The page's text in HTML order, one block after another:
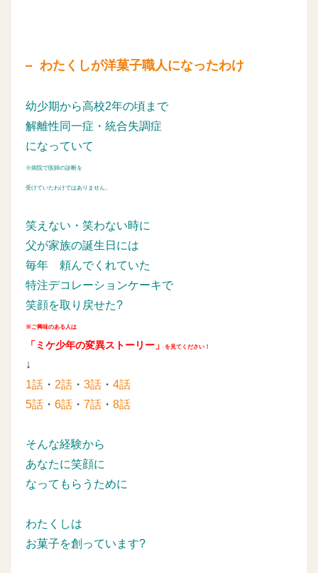
わたくしが洋菓子職人になったわけ
幼少期から高校2年の頃まで
解離性同一症・統合失調症
になっていて
※病院で医師の診断を
受けていたわけではありません。
笑えない・笑わない時に
父が家族の誕生日には
毎年 頼んでくれていた
特注デコレーションケーキで
笑顔を取り戻せた?
※ご興味のある人は
「ミケ少年の変異ストーリー」 を見てください！
↓
1話 ・ 2話 ・ 3話 ・ 4話
5話 ・ 6話 ・ 7話 ・ 8話
そんな経験から
あなたに笑顔に
なってもらうために
わたくしは
お菓子を創っています?